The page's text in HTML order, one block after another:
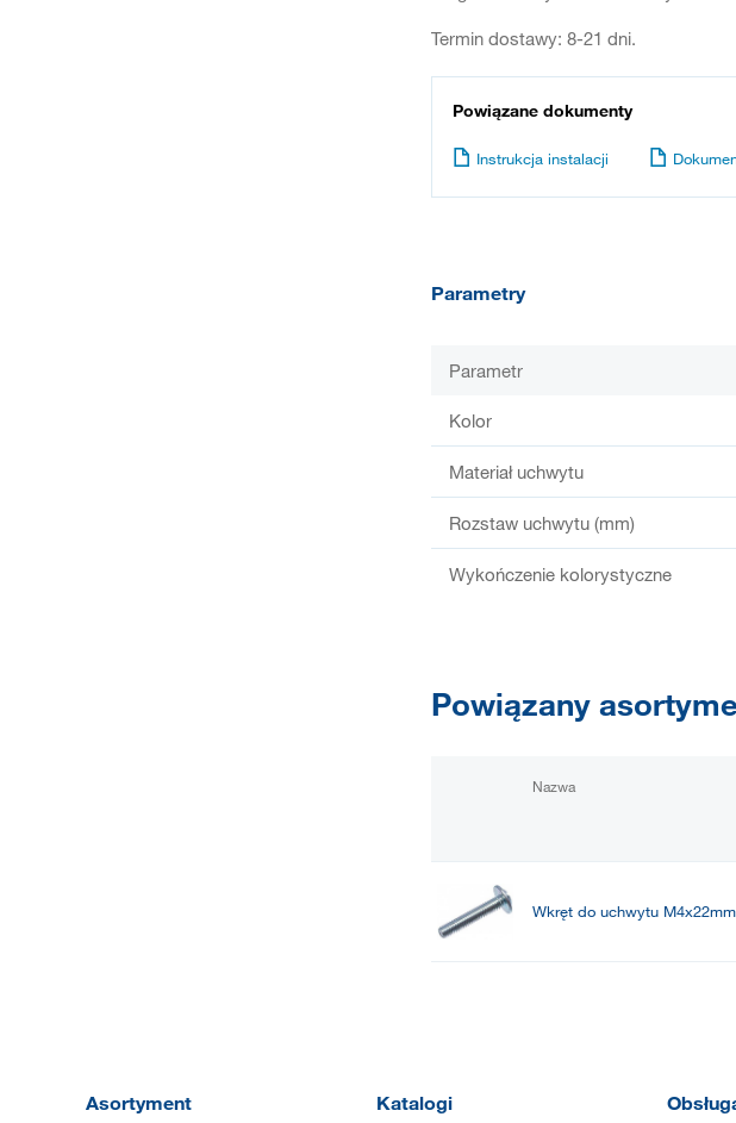
Termin dostawy: 8-21 dni.
Powiązane dokumenty
Instrukcja instalacji
Parametry
Parametr
Kolor
Materiał uchwytu
Rozstaw uchwytu (mm)
Wykończenie kolorystyczne
Powiązany
Nazwa
Wkręt do uchwytu M4x22mm
Asortyment Katalogi